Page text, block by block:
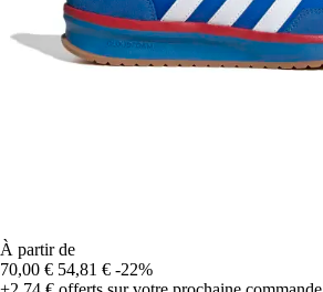
À partir de
70,00 € 54,81 € -22%